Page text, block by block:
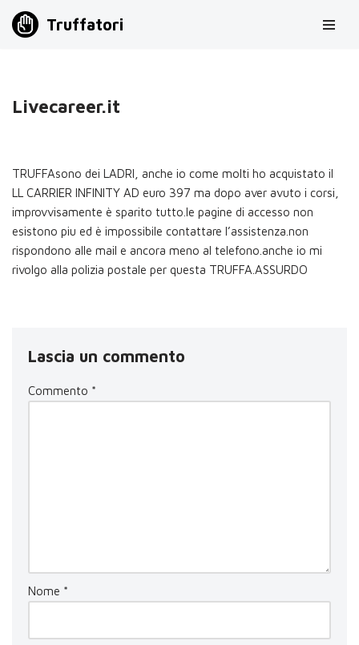
Truffatori
Livecareer.it
TRUFFAsono dei LADRI, anche io come molti ho acquistato il
LL CARRIER INFINITY AD euro 397 ma dopo aver avuto i corsi,
improvvisamente è sparito tutto.le pagine di accesso non
esistono piu ed è impossibile contattare l’assistenza.non
rispondono alle mail e ancora meno al telefono.anche io mi
rivolgo alla polizia postale per questa TRUFFA.ASSURDO
Lascia un commento
Commento *
Nome *